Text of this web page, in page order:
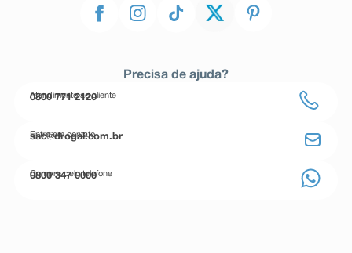
Precisa de ajuda?
Atendimento ao cliente
0800 771 2120
Entre em contato
sac@drogal.com.br
Compre pelo telefone
0800 347 0000